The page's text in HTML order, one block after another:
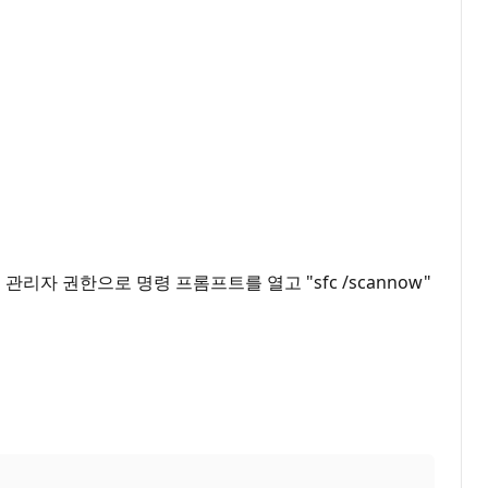
관리자 권한으로 명령 프롬프트를 열고 "sfc /scannow"